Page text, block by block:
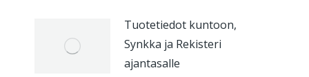
Tuotetiedot kuntoon,
Synkka ja Rekisteri
ajantasalle